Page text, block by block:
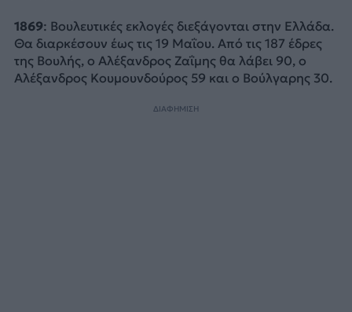
1869: Βουλευτικές εκλογές διεξάγονται στην Ελλάδα.
Θα διαρκέσουν έως τις 19 Μαΐου. Από τις 187 έδρες
της Βουλής, ο Αλέξανδρος Ζαΐμης θα λάβει 90, ο
Αλέξανδρος Κουμουνδούρος 59 και ο Βούλγαρης 30.
ΔΙΑΦΗΜΙΣΗ